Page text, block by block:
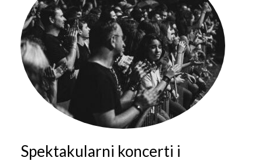
Spektakularni koncerti i